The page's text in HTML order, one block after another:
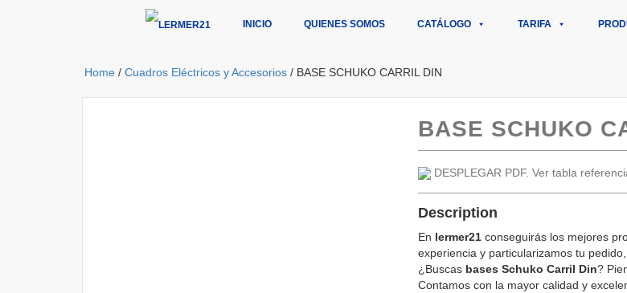
INICIO QUIENES SOMOS CATÁLOGO TARIFA
Home / Cuadros Eléctricos y Accesorios / BASE SCHUKO CARRIL DIN
BASE SCHUKO
DESPLEGAR PDF. Ver tabla
Description
En lermer21conseguirás los mejores
experiencia y particularizamos tu
¿Buscas bases Schuko Carril Din?
Contamos con la mayor calidad y